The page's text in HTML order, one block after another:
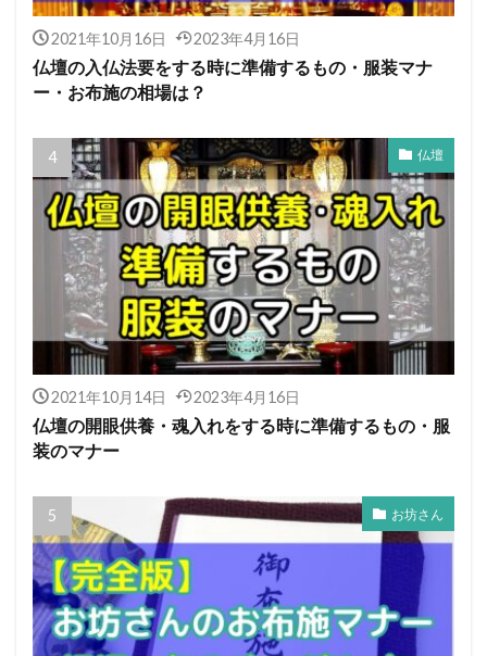
2021年10月16日 2023年4月16日
仏壇の入仏法要をする時に準備するもの・服装マナ
ー・お布施の相場は？
仏壇
2021年10月14日 2023年4月16日
仏壇の開眼供養・魂入れをする時に準備するもの・服
装のマナー
お坊さん